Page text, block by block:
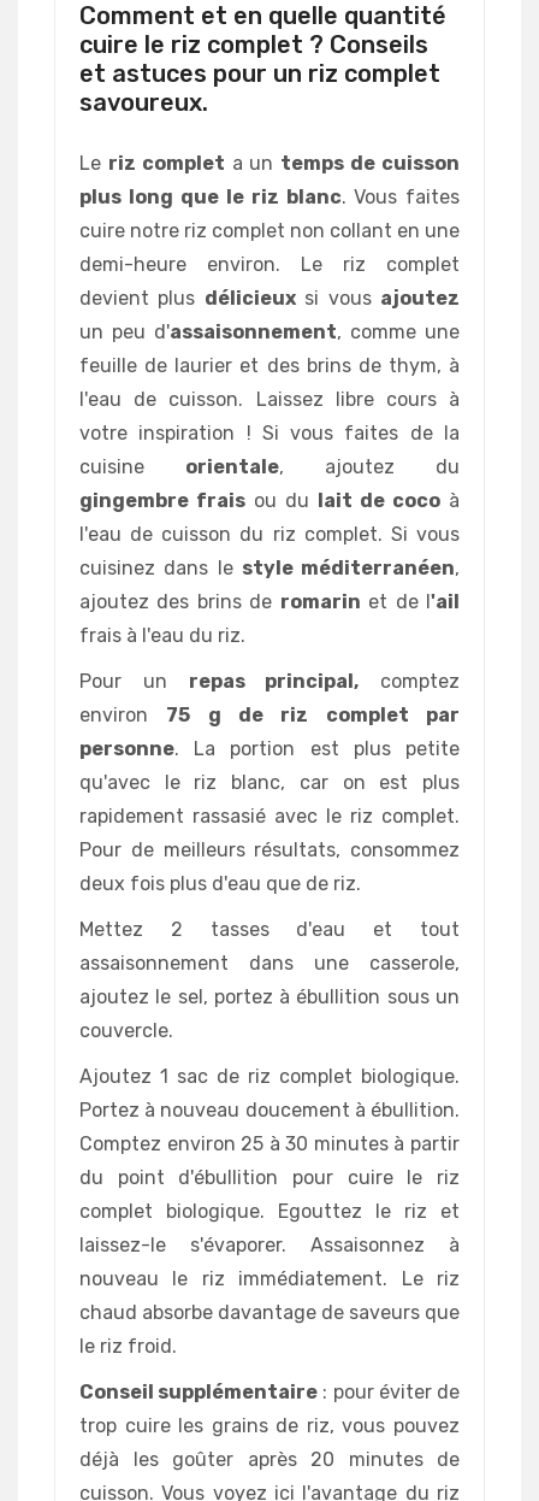
Comment et en quelle quantité
cuire le riz complet ? Conseils
et astuces pour un riz complet
savoureux.
Le riz complet a un temps de cuisson
plus long que le riz blanc. Vous faites
cuire notre riz complet non collant en une
demi-heure environ. Le riz complet
devient plus délicieuxsi vous ajoutez
un peu d'assaisonnement, comme une
feuille de laurier et des brins de thym, à
l'eau de cuisson. Laissez libre cours à
votre inspiration ! Si vous faites de la
cuisine orientale, ajoutez du
gingembre frais ou du lait de coco à
l'eau de cuisson du riz complet. Si vous
cuisinez dans le style méditerranéen,
ajoutez des brins de romarin et de l'ail
frais à l'eau du riz.
Pour un repas principal, comptez
environ 75 g de riz complet par
personne. La portion est plus petite
qu'avec le riz blanc, car on est plus
rapidement rassasié avec le riz complet.
Pour de meilleurs résultats, consommez
deux fois plus d'eau que de riz.
Mettez 2 tasses d'eau et tout
assaisonnement dans une casserole,
ajoutez le sel, portez à ébullition sous un
couvercle.
Ajoutez 1 sac de riz complet biologique.
Portez à nouveau doucement à ébullition.
Comptez environ 25 à 30 minutes à partir
du point d'ébullition pour cuire le riz
complet biologique. Egouttez le riz et
laissez-le s'évaporer. Assaisonnez à
nouveau le riz immédiatement. Le riz
chaud absorbe davantage de saveurs que
le riz froid.
Conseil supplémentaire : pour éviter de
trop cuire les grains de riz, vous pouvez
déjà les goûter après 20 minutes de
cuisson. Vous voyez ici l'avantage du riz